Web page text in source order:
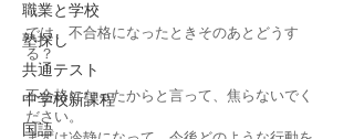
職業と学校
塾探し
共通テスト
中学校新課程
国語
では、不合格になったときそのあとどうす
る？
不合格になったからと言って、焦らないでく
ださい。